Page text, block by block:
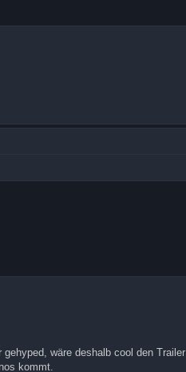
wäre deshalb cool den Trailer
kommt.